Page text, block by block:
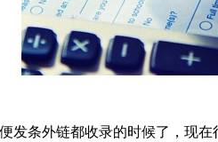
条外链都收录的时候了，现